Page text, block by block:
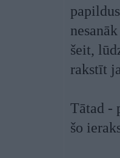
šeit,
rakstīt
Tātad -
šo